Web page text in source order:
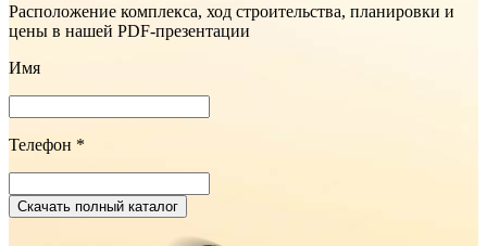
Расположение комплекса, ход строительства, планировки и
цены в нашей PDF-презентации
Имя
Телефон *